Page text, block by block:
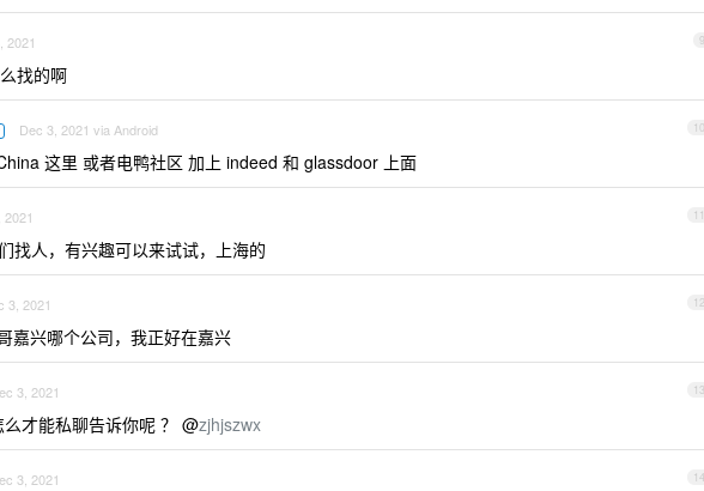
9
2021
找的啊
10
Dec 3, 2021 via Android
这里 或者电鸭社区 加上 indeed 和 glassdoor 上面
11
2021
找人，有兴趣可以来试试，上海的
12
3, 2021
嘉兴哪个公司，我正好在嘉兴
13
3, 2021
才能私聊告诉你呢 ？ @zjhjszwx
14
3, 2021